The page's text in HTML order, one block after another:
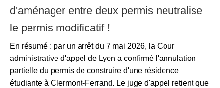
d'aménager entre deux permis neutralise
le permis modificatif !
En résumé : par un arrêt du 7 mai 2026, la Cour
administrative d'appel de Lyon a confirmé l'annulation
partielle du permis de construire d'une résidence
étudiante à Clermont-Ferrand. Le juge d'appel retient que